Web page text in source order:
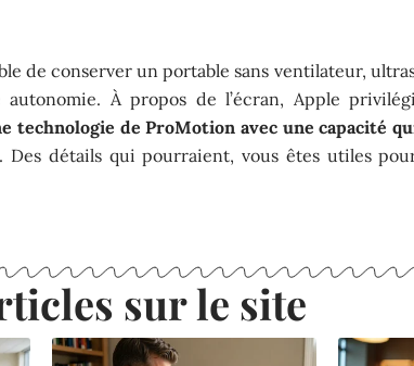
de conserver un portable sans ventilateur,
autonomie. À propos de l’écran, Apple
technologie de ProMotion avec une capacité
. Des détails qui pourraient, vous êtes utiles
sur le site